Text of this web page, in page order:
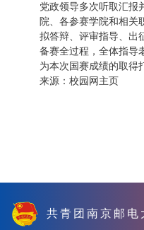
党政领导多次听取汇报
院、各参赛学院和相关
拟答辩、评审指导、出
备赛全过程，全体指导
为本次国赛成绩的取得
来源：校园网主页
共青团南京邮电